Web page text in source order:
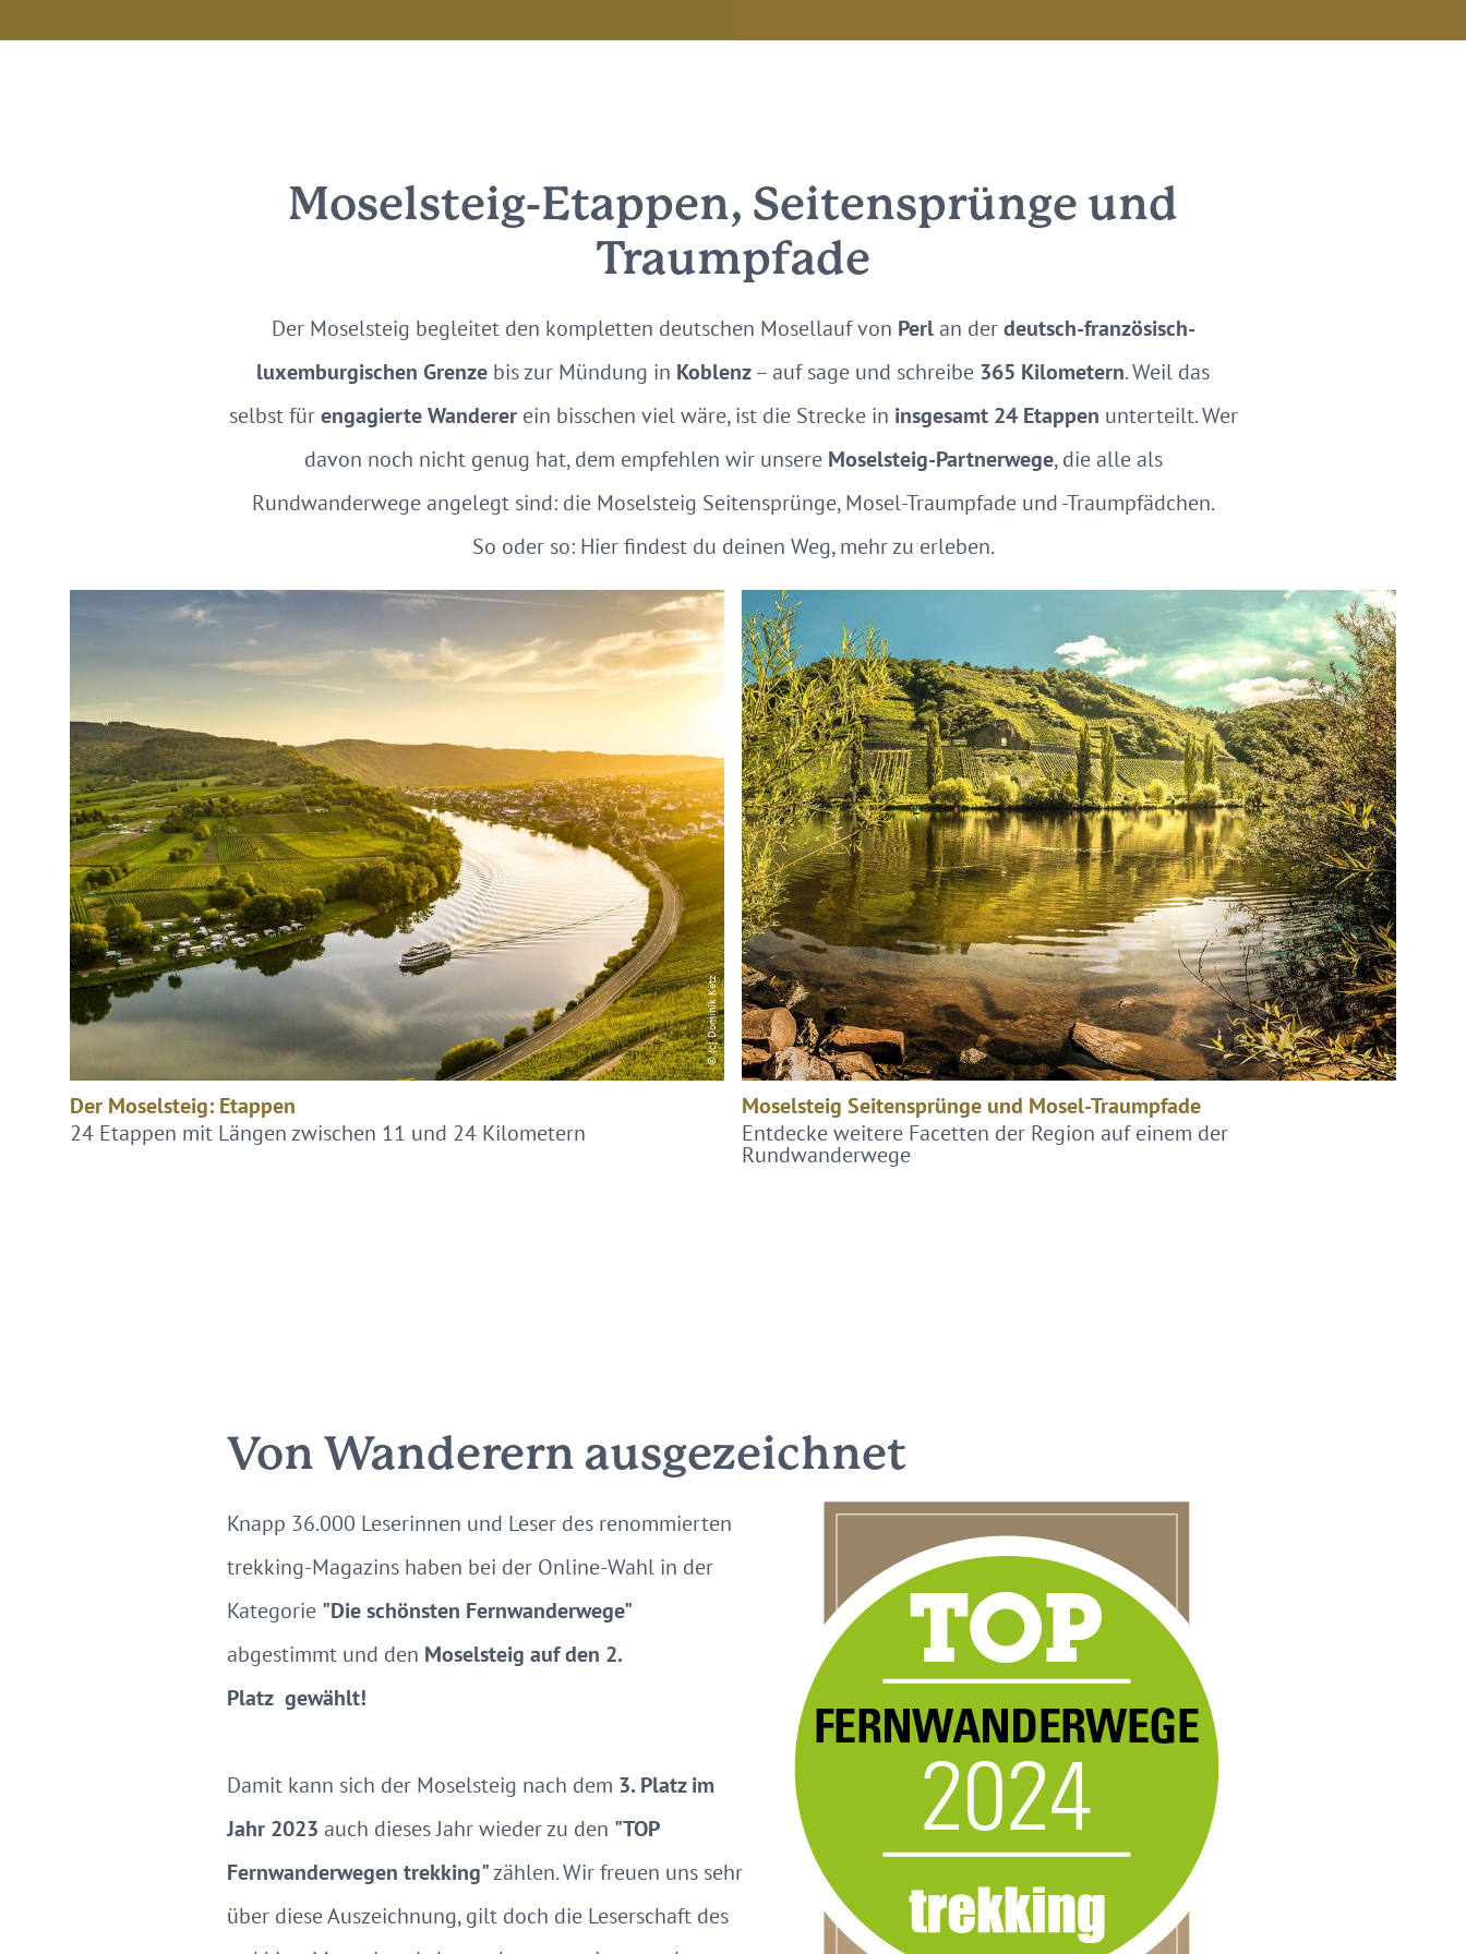
Moselsteig-Etappen, Seitensprünge und
Traumpfade
Der Moselsteig begleitet den kompletten deutschen Mosellauf von Perlan derdeutsch-französisch-
luxemburgischen Grenze bis zur Mündung in Koblenz– auf sage und schreibe 365 Kilometern. Weil das
selbst fürengagierte Wandererein bisschen viel wäre, ist die Strecke in insgesamt 24 Etappen unterteilt. Wer
davon noch nicht genug hat, dem empfehlen wir unsere Moselsteig-Partnerwege, die alle als
Rundwanderwege angelegt sind: die Moselsteig Seitensprünge, Mosel-Traumpfade und -Traumpfädchen.
So oder so: Hier findest du deinen Weg, mehr zu erleben.
© (c) Dominik Ketz
Der Moselsteig: Etappen
24 Etappen mit Längen zwischen 11 und 24 Kilometern
Moselsteig Seitensprünge und Mosel-Traumpfade
Entdecke weitere Facetten der Region auf einem der
Rundwanderwege
Von Wanderern ausgezeichnet
Knapp 36.000 Leserinnen und Leser des renommierten
trekking-Magazins haben bei der Online-Wahl in der
Kategorie "Die schönsten Fernwanderwege"
abgestimmt und den Moselsteig auf den 2.
Platz gewählt!
Damit kann sich der Moselsteig nach dem 3. Platz im
Jahr 2023 auch dieses Jahr wieder zu den "TOP
Fernwanderwegen trekking"zählen. Wir freuen uns sehr
über diese Auszeichnung, gilt doch die Leserschaft des